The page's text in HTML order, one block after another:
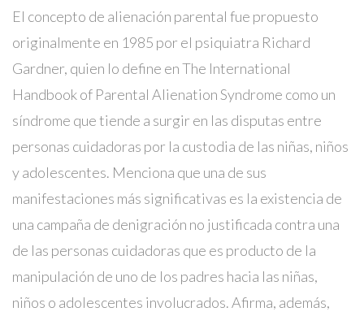
El concepto de alienación parental fue propuesto
originalmente en 1985 por el psiquiatra Richard
Gardner, quien lo define en The International
Handbook of Parental Alienation Syndrome como un
síndrome que tiende a surgir en las disputas entre
personas cuidadoras por la custodia de las niñas, niños
y adolescentes. Menciona que una de sus
manifestaciones más significativas es la existencia de
una campaña de denigración no justificada contra una
de las personas cuidadoras que es producto de la
manipulación de uno de los padres hacia las niñas,
niños o adolescentes involucrados. Afirma, además,